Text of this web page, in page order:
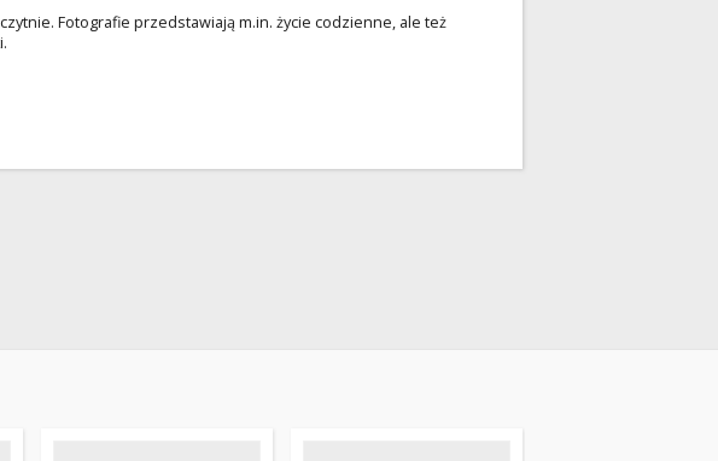
Fotografie przedstawiają m.in. życie codzienne, ale też